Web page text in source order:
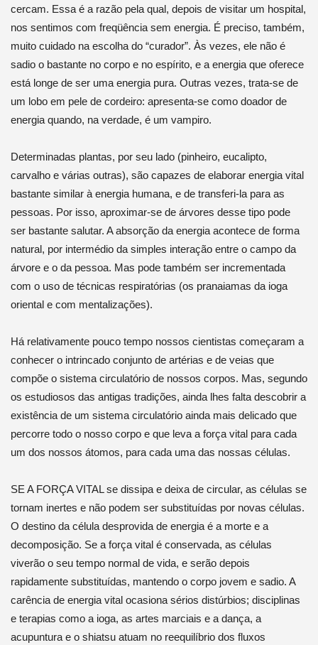
cercam. Essa é a razão pela qual, depois de visitar um hospital,
nos sentimos com freqüência sem energia. É preciso, também,
muito cuidado na escolha do “curador”. Às vezes, ele não é
sadio o bastante no corpo e no espírito, e a energia que oferece
está longe de ser uma energia pura. Outras vezes, trata-se de
um lobo em pele de cordeiro: apresenta-se como doador de
energia quando, na verdade, é um vampiro.
Determinadas plantas, por seu lado (pinheiro, eucalipto,
carvalho e várias outras), são capazes de elaborar energia vital
bastante similar à energia humana, e de transferi-la para as
pessoas. Por isso, aproximar-se de árvores desse tipo pode
ser bastante salutar. A absorção da energia acontece de forma
natural, por intermédio da simples interação entre o campo da
árvore e o da pessoa. Mas pode também ser incrementada
com o uso de técnicas respiratórias (os pranaiamas da ioga
oriental e com mentalizações).
Há relativamente pouco tempo nossos cientistas começaram a
conhecer o intrincado conjunto de artérias e de veias que
compõe o sistema circulatório de nossos corpos. Mas, segundo
os estudiosos das antigas tradições, ainda lhes falta descobrir a
existência de um sistema circulatório ainda mais delicado que
percorre todo o nosso corpo e que leva a força vital para cada
um dos nossos átomos, para cada uma das nossas células.
SE A FORÇA VITAL se dissipa e deixa de circular, as células se
tornam inertes e não podem ser substituídas por novas células.
O destino da célula desprovida de energia é a morte e a
decomposição. Se a força vital é conservada, as células
viverão o seu tempo normal de vida, e serão depois
rapidamente substituídas, mantendo o corpo jovem e sadio. A
carência de energia vital ocasiona sérios distúrbios; disciplinas
e terapias como a ioga, as artes marciais e a dança, a
acupuntura e o shiatsu atuam no reequilíbrio dos fluxos